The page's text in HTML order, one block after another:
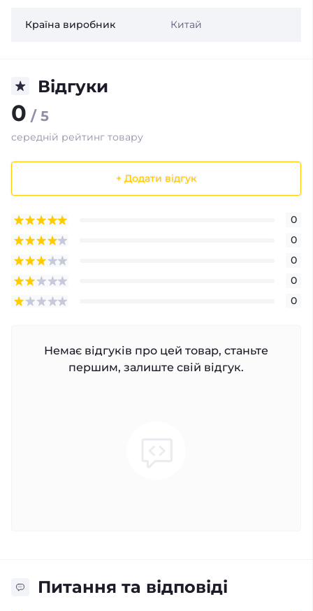
Країна виробник Китай
Відгуки
0 / 5
середній рейтинг товару
+ Додати відгук
0
0
0
0
0
Немає відгуків про цей товар, станьте
першим, залиште свій відгук.
Питання та відповіді